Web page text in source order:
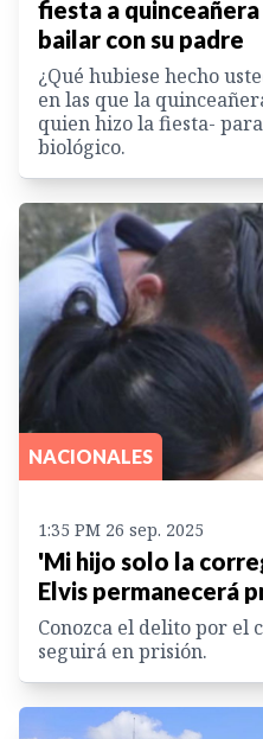
fiesta a
bailar con su padre
¿Qué hubiese hecho
en las que la
quien hizo la fiesta-
biológico.
NACIONALES
1:35 PM 26 sep. 2025
'Mi hijo solo la
Elvis permanecerá
Conozca el delito por el
seguirá en prisión.